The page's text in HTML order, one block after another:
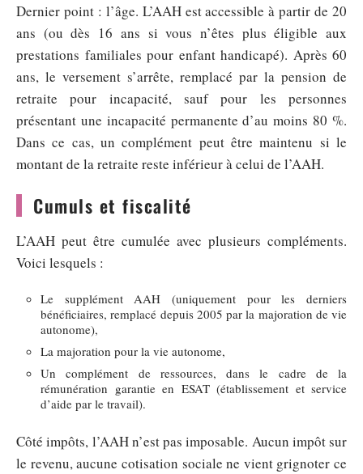
Dernier point : l’âge. L’AAH est accessible à partir de 20
ans (ou dès 16 ans si vous n’êtes plus éligible aux
prestations familiales pour enfant handicapé). Après 60
ans, le versement s’arrête, remplacé par la pension de
retraite pour incapacité, sauf pour les personnes
présentant une incapacité permanente d’au moins 80 %.
Dans ce cas, un complément peut être maintenu si le
montant de la retraite reste inférieur à celui de l’AAH.
Cumuls et fiscalité
L’AAH peut être cumulée avec plusieurs compléments.
Voici lesquels :
Le supplément AAH (uniquement pour les derniers
bénéficiaires, remplacé depuis 2005 par la majoration de vie
autonome),
La majoration pour la vie autonome,
Un complément de ressources, dans le cadre de la
rémunération garantie en ESAT (établissement et service
d’aide par le travail).
Côté impôts, l’AAH n’est pas imposable. Aucun impôt sur
le revenu, aucune cotisation sociale ne vient grignoter ce